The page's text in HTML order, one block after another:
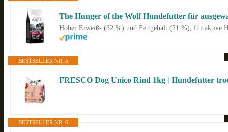
Hoher Eiweiß- (32 %) und Fettgehalt (21 %), für aktive
BESTSELLER NR. 5
BESTSELLER NR. 6